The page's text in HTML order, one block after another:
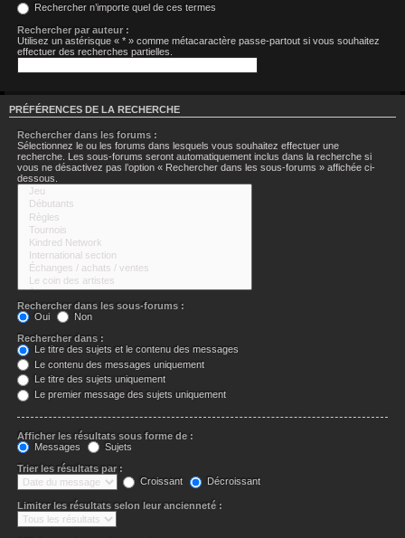
Rechercher n’importe quel de ces termes
Rechercher par auteur :
Utilisez un astérisque « * » comme métacaractère passe-partout si vous souhaitez
effectuer des recherches partielles.
PRÉFÉRENCES DE LA RECHERCHE
Rechercher dans les forums :
Sélectionnez le ou les forums dans lesquels vous souhaitez effectuer une
recherche. Les sous-forums seront automatiquement inclus dans la recherche si
vous ne désactivez pas l’option « Rechercher dans les sous-forums » affichée ci-
dessous.
Rechercher dans les sous-forums :
Oui
Non
Rechercher dans :
Le titre des sujets et le contenu des messages
Le contenu des messages uniquement
Le titre des sujets uniquement
Le premier message des sujets uniquement
Afficher les résultats sous forme de :
Messages
Sujets
Trier les résultats par :
Croissant
Décroissant
Limiter les résultats selon leur ancienneté :